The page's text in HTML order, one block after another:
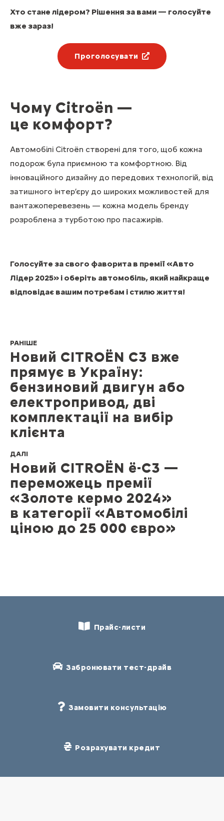
Хто стане лідером? Рішення за вами — голосуйте
вже зараз!
Проголосувати
Чому Citroën —
це комфорт?
Автомобілі Citroën створені для того, щоб кожна
подорож була приємною та комфортною. Від
інноваційного дизайну до передових технологій, від
затишного інтер’єру до широких можливостей для
вантажоперевезень — кожна модель бренду
розроблена з турботою про пасажирів.
Голосуйте за свого фаворита в премії «Авто
Лідер 2025» і оберіть автомобіль, який найкраще
відповідає вашим потребам і стилю життя!
РАНІШЕ
Новий CITROЁN C3 вже
прямує в Україну:
бензиновий двигун або
електропривод, дві
комплектації на вибір
клієнта
ДАЛІ
Новий CITROЁN ë-C3 —
переможець премії
«Золоте кермо 2024»
в категорії «Автомобілі
ціною до 25 000 євро»
Прайс-листи
Забронювати тест-драйв
Замовити консультацію
Розрахувати кредит